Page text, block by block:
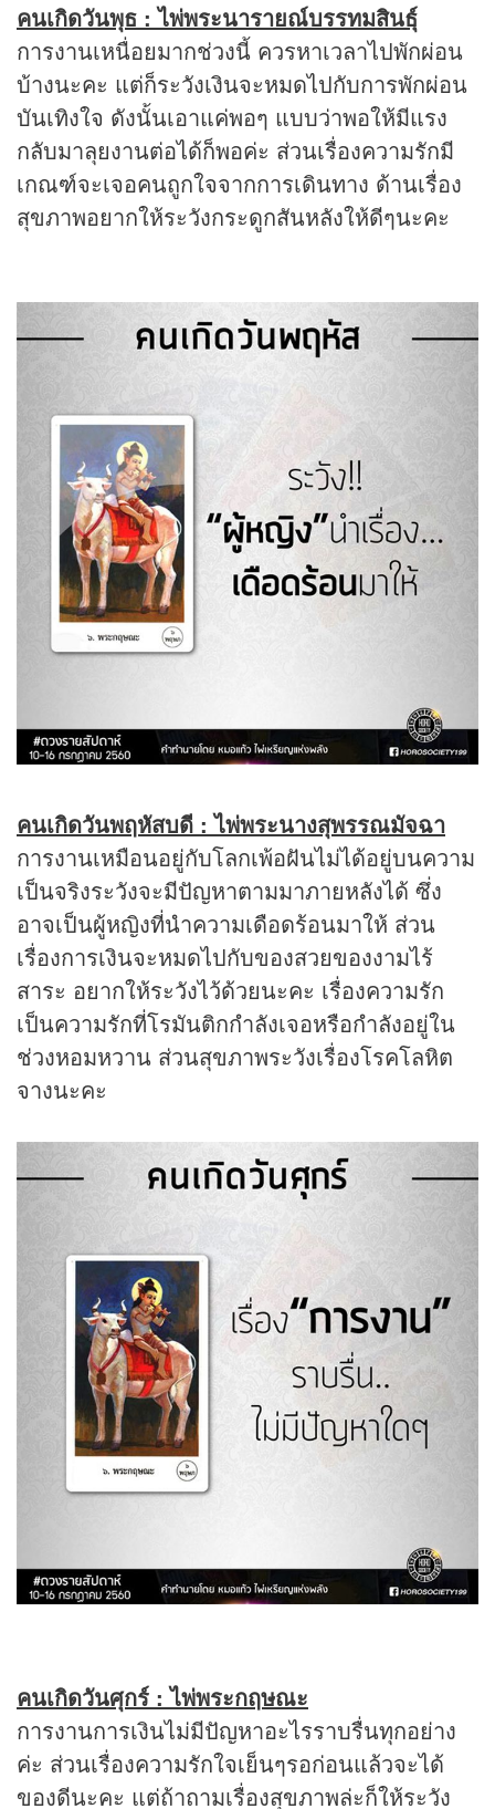
คนเกิดวันพุธ : ไพ่พระนารายณ์บรรทมสินธุ์
การงานเหนื่อยมากช่วงนี้ ควรหาเวลาไปพักผ่อน
บ้างนะคะ แต่ก็ระวังเงินจะหมดไปกับการพักผ่อน
บันเทิงใจ ดังนั้นเอาแค่พอๆ แบบว่าพอให้มีแรง
กลับมาลุยงานต่อได้ก็พอค่ะ ส่วนเรื่องความรักมี
เกณฑ์จะเจอคนถูกใจจากการเดินทาง ด้านเรื่อง
สุขภาพอยากให้ระวังกระดูกสันหลังให้ดีๆนะคะ
คนเกิดวันพฤหัสบดี : ไพ่พระนางสุพรรณมัจฉา
การงานเหมือนอยู่กับโลกเพ้อฝันไม่ได้อยู่บนความ
เป็นจริงระวังจะมีปัญหาตามมาภายหลังได้ ซึ่ง
อาจเป็นผู้หญิงที่นำความเดือดร้อนมาให้ ส่วน
เรื่องการเงินจะหมดไปกับของสวยของงามไร้
สาระ อยากให้ระวังไว้ด้วยนะคะ เรื่องความรัก
เป็นความรักที่โรมันติกกำลังเจอหรือกำลังอยู่ใน
ช่วงหอมหวาน ส่วนสุขภาพระวังเรื่องโรคโลหิต
จางนะคะ
คนเกิดวันศุกร์ : ไพ่พระกฤษณะ
การงานการเงินไม่มีปัญหาอะไรราบรื่นทุกอย่าง
ค่ะ ส่วนเรื่องความรักใจเย็นๆรอก่อนแล้วจะได้
ของดีนะคะ แต่ถ้าถามเรื่องสุขภาพล่ะก็ให้ระวัง